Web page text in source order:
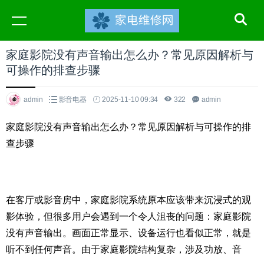
家庭影院没有声音输出怎么办？常见原因解析与
可操作的排查步骤
admin 影音电器 2025-11-10 09:34 322 admin
家庭影院没有声音输出怎么办？常见原因解析与可操作的排
查步骤
在客厅或影音房中，家庭影院系统原本应该带来沉浸式的观
影体验，但很多用户会遇到一个令人沮丧的问题：家庭影院
没有声音输出。画面正常显示、设备运行也看似正常，就是
听不到任何声音。由于家庭影院结构复杂，涉及功放、音